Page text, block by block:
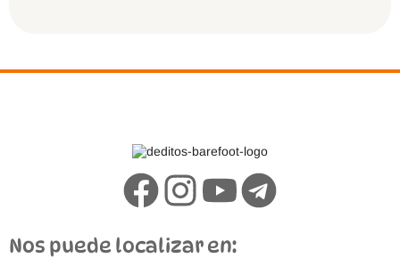
Nos puede localizar en: